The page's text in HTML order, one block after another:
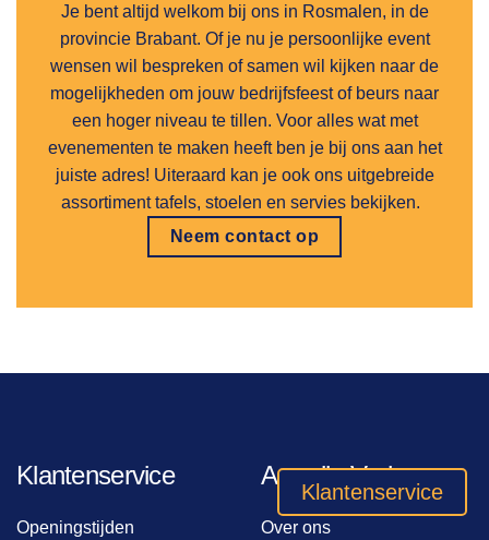
Je bent altijd welkom bij ons in Rosmalen, in de
provincie Brabant. Of je nu je persoonlijke event
wensen wil bespreken of samen wil kijken naar de
mogelijkheden om jouw bedrijfsfeest of beurs naar
een hoger niveau te tillen. Voor alles wat met
evenementen te maken heeft ben je bij ons aan het
juiste adres! Uiteraard kan je ook ons uitgebreide
assortiment tafels, stoelen en servies bekijken.
Neem contact op
Klantenservice
Openingstijden
Arendje Verhuur
Over ons
Klantenservice